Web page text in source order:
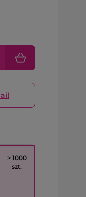
> 1000
szt.